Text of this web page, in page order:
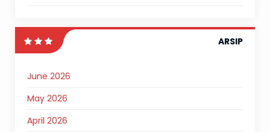
ARSIP
June 2026
May 2026
April 2026